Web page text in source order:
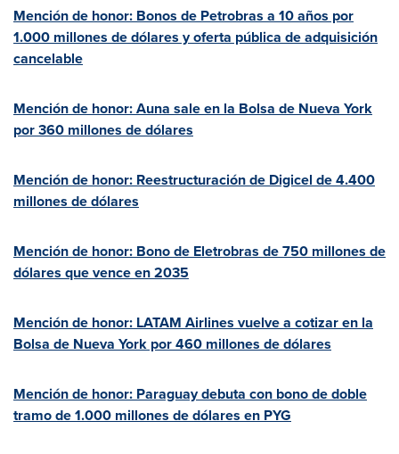
Mención de honor: Bonos de Petrobras a 10 años por
1.000 millones de dólares y oferta pública de adquisición
cancelable
Mención de honor: Auna sale en la Bolsa de Nueva York
por 360 millones de dólares
Mención de honor: Reestructuración de Digicel de 4.400
millones de dólares
Mención de honor: Bono de Eletrobras de 750 millones de
dólares que vence en 2035
Mención de honor: LATAM Airlines vuelve a cotizar en la
Bolsa de Nueva York por 460 millones de dólares
Mención de honor: Paraguaydebuta con bono de doble
tramo de 1.000 millones de dólares en PYG